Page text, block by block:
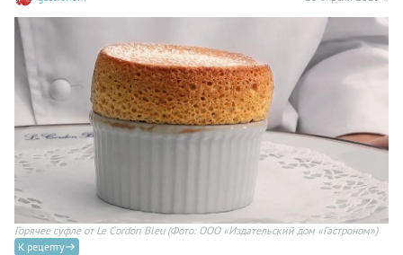
Горячее суфле от Le Cordon Bleu(Фото: ООО «Издательский дом «Гастроном»)
К рецепту